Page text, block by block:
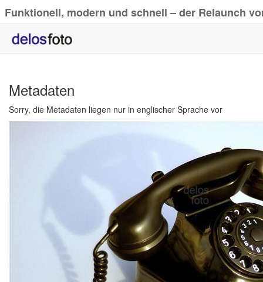
Funktionell, modern und schnell – der Relaunch
Metadaten
Sorry, die Metadaten liegen nur in englischer Sprache vor